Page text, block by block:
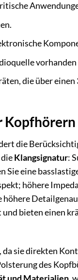
vorhanden
die über
die
Klangsignatur:
Sie eine
höhere
bieten einen
sie direkten
des